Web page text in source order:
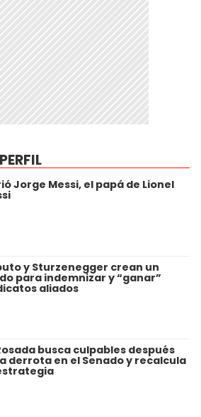
Jorge Messi, el papá de Lionel
y Sturzenegger crean un
para indemnizar y “ganar”
aliados
busca culpables después
derrota en el Senado y recalcula